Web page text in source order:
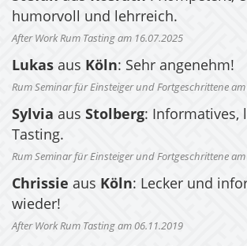
humorvoll und lehrreich.
After Work Rum Tasting am 16.07.2025
Lukas aus Köln: Sehr angenehm!
Rum Seminar für Einsteiger und Fortgeschrittene am
Sylvia aus Stolberg: Informatives,
Tasting.
Rum Seminar für Einsteiger und Fortgeschrittene am
Chrissie aus Köln: Lecker und
wieder!
After Work Rum Tasting am 06.11.2019